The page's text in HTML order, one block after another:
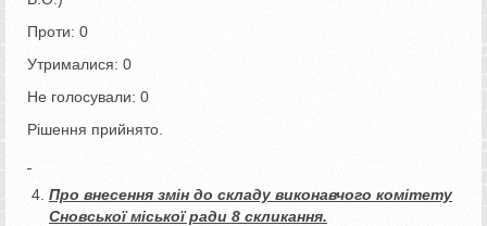
Проти: 0
Утрималися: 0
Не голосували: 0
Рішення прийнято.
Про внесення змін до складу виконавчого комітету
Сновської міської ради 8 скликання.